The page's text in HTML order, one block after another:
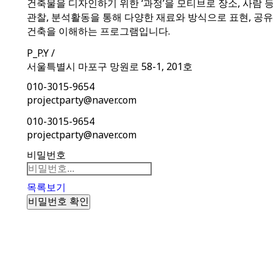
건축물을 디자인하기 위한 ‘과정’을 모티브로 장소, 사람
관찰, 분석활동을 통해 다양한 재료와 방식으로 표현, 공
건축을 이해하는 프로그램입니다.
P_P.Y /
서울특별시 마포구 망원로 58-1, 201호
010-3015-9654
projectparty@naver.com
010-3015-9654
projectparty@naver.com
비밀번호
목록보기
비밀번호 확인